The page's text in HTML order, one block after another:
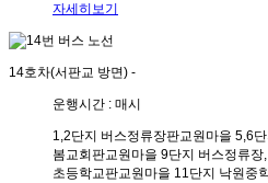
자세히보기
14호차(서판교 방면) -
운행시간 : 매시
1,2단지 버스정류장판교원마을 5,6
봄교회 판교원마을 9단지 버스정류장
초등학교판교원마을 11단지 낙원중